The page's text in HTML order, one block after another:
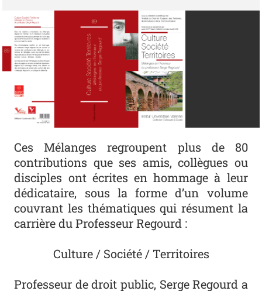
Ces Mélanges regroupent plus de 80
contributions que ses amis, collègues ou
disciples ont écrites en hommage à leur
dédicataire, sous la forme d’un volume
couvrant les thématiques qui résument la
carrière du Professeur Regourd :
Culture / Société / Territoires
Professeur de droit public, Serge Regourd a